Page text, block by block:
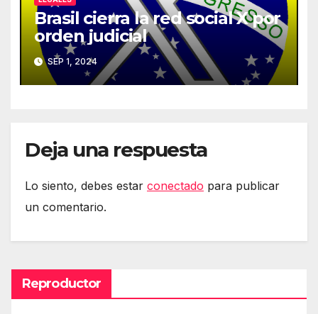
Brasil cierra la red social X por
orden judicial
SEP 1, 2024
Deja una respuesta
Lo siento, debes estar conectado para publicar
un comentario.
Reproductor